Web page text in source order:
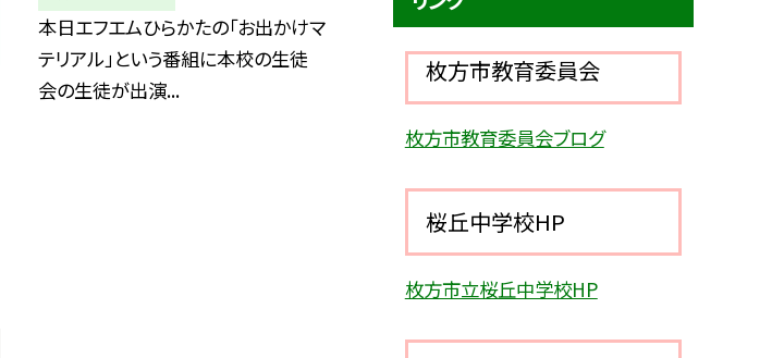
本日エフエムひらかたの「お出かけマ
テリアル」という番組に本校の生徒
会の生徒が出演...
枚方市教育委員会
枚方市教育委員会ブログ
桜丘中学校HP
枚方市立桜丘中学校HP